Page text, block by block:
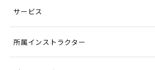
サービス
所属インストラクター